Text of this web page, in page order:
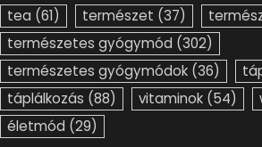
tea (61) természet (37)
természetes gyógymód (302)
természetes gyógymódok (36)
táplálkozás (88) vitaminok (54)
életmód (29)